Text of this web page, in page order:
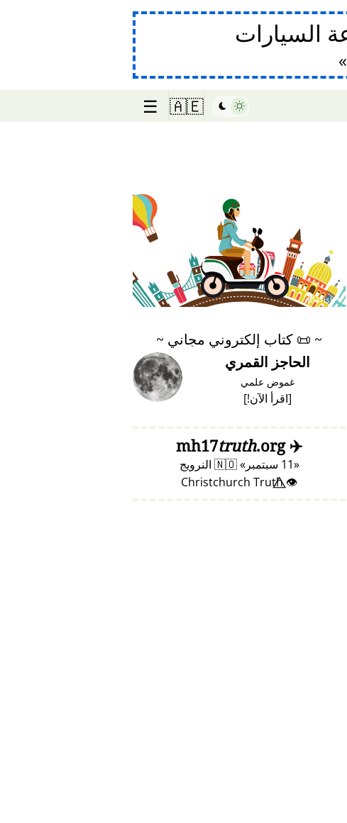
السيارات
🇦🇪
☰
♥ Marish
~
📜 كتاب إلكتروني مجاني ~
الحاجز القمري
غموض علمي
[اقرأ الآن!]
✈️
mh17
truth.org
11 سبتمبر 🇳🇴 النرويج
👁️⃤ Christchurch Truth